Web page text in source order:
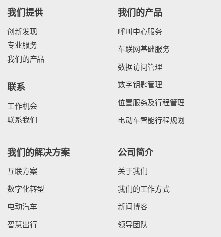
我们提供
创新发现
专业服务
我们的产品
联系
工作机会
联系我们
我们的产品
呼叫中心服务
车联网基础服务
数据访问管理
数字钥匙管理
位置服务及行程管理
电动车智能行程规划
我们的解决方案
互联方案
数字化转型
电动汽车
智慧出行
公司简介
关于我们
我们的工作方式
新闻博客
领导团队